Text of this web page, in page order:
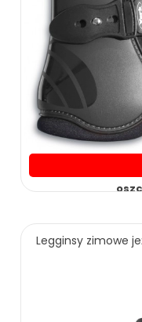
Legginsy zimowe